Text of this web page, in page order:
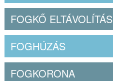
FOGKŐ ELTÁVOLÍTÁS
FOGHÚZÁS
FOGKORONA